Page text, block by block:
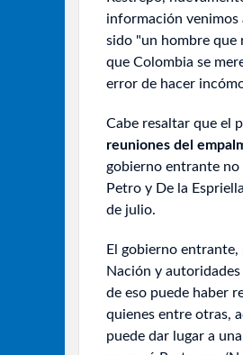
información venimos
sido "un hombre que
que Colombia se
error de hacer
Cabe resaltar que el
reuniones del
gobierno entrante no
Petro y De la
de julio.
El gobierno
Nación y
de eso puede haber
quienes entre otras,
puede dar lugar a